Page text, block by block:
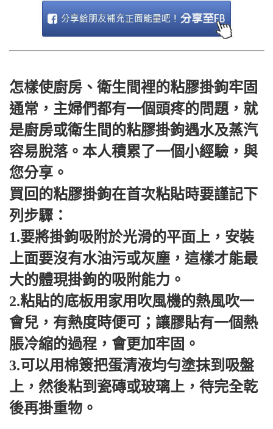
怎樣使廚房、衛生間裡的粘膠掛鉤牢固
通常，主婦們都有一個頭疼的問題，就
是廚房或衛生間的粘膠掛鉤遇水及蒸汽
容易脫落。本人積累了一個小經驗，與
您分享。
買回的粘膠掛鉤在首次粘貼時要謹記下
列步驟：
1.要將掛鉤吸附於光滑的平面上，安裝
上面要沒有水油污或灰塵，這樣才能最
大的體現掛鉤的吸附能力。
2.粘貼的底板用家用吹風機的熱風吹一
會兒，有熱度時便可；讓膠貼有一個熱
脹冷縮的過程，會更加牢固。
3.可以用棉簽把蛋清液均勻塗抹到吸盤
上，然後粘到瓷磚或玻璃上，待完全乾
後再掛重物。